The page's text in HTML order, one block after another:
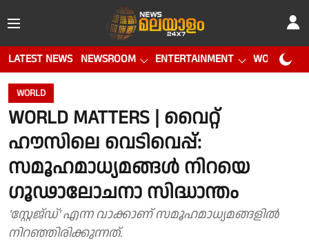
LATEST NEWS NEWSROOM ENTERTAINMENT WORLD CUP
WORLD
WORLD MATTERS | വൈറ്റ്
ഹൗസിലെ വെടിവെപ്പ്:
സമൂഹമാധ്യമങ്ങള്‍ നിറയെ
ഗൂഢാലോചനാ സിദ്ധാന്തം
'സ്റ്റേജ്‌ഡ്' എന്ന വാക്കാണ് സമൂഹമാധ്യമങ്ങളില്‍
നിറഞ്ഞിരിക്കുന്നത്.